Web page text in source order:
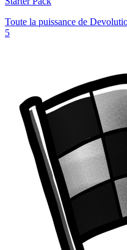
Toute la puissance de
5